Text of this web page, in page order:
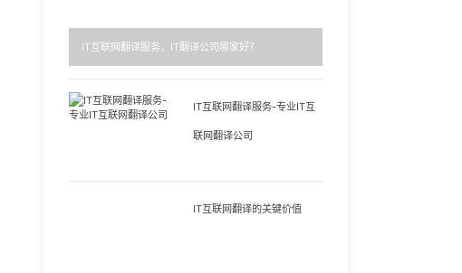
IT互联网翻译服务，IT翻译公司哪家好？
IT互联网翻译服务-专业IT互
联网翻译公司
IT互联网翻译的关键价值